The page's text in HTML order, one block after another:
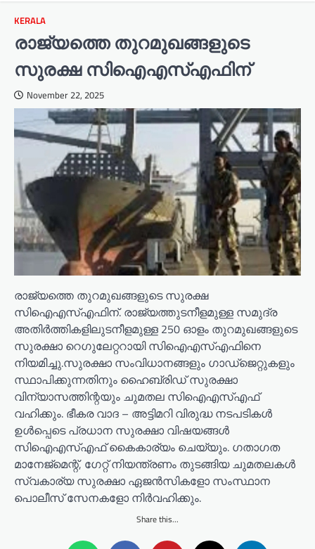
KERALA
രാജ്യത്തെ തുറമുഖങ്ങളുടെ
സുരക്ഷ സിഐഎസ്എഫിന്
November 22, 2025
രാജ്യത്തെ തുറമുഖങ്ങളുടെ സുരക്ഷ
സിഐഎസ്എഫിന്. രാജ്യത്തുടനീളമുള്ള സമുദ്ര
അതിർത്തികളിലുടനീളമുള്ള 250 ഓളം തുറമുഖങ്ങളുടെ
സുരക്ഷാ റെഗുലേറ്ററായി സിഐഎസ്എഫിനെ
നിയമിച്ചു.സുരക്ഷാ സംവിധാനങ്ങളും ഗാഡ്‌ജെറ്റുകളും
സ്ഥാപിക്കുന്നതിനും ഹൈബ്രിഡ് സുരക്ഷാ
വിന്യാസത്തിന്റയും ചുമതല സിഐഎസ്എഫ്
വഹിക്കും. ഭീകര വാദ – അട്ടിമറി വിരുദ്ധ നടപടികൾ
ഉൾപ്പെടെ പ്രധാന സുരക്ഷാ വിഷയങ്ങൾ
സിഐഎസ്എഫ് കൈകാര്യം ചെയ്യും. ഗതാഗത
മാനേജ്മെന്റ്, ഗേറ്റ് നിയന്ത്രണം തുടങ്ങിയ ചുമതലകൾ
സ്വകാര്യ സുരക്ഷാ ഏജൻസികളോ സംസ്ഥാന
പൊലീസ് സേനകളോ നിർവഹിക്കും.
Share this...